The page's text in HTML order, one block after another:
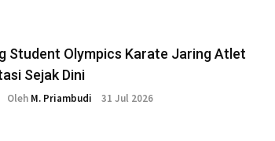
Student Olympics Karate Jaring Atlet
Sejak Dini
Oleh M. Priambudi 31 Jul 2026